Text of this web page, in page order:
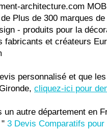
architecture.com
Plus de 300 marques
- produits pour la
fabricants et créateurs
personnalisé et que
cliquez-ici pour
autre département en
" 3 Devis Comparatifs